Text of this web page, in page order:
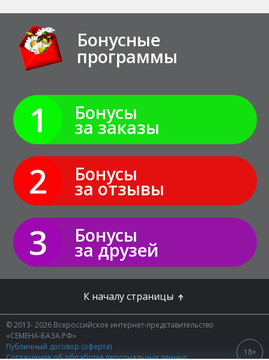
Бонусные
программы
1 Бонусы
за заказы
2 Бонусы
за отзывы
3 Бонусы
за друзей
К началу страницы
© 2013- 2026 Всероссийское интернет-представительство
«СЕМЕНА-БАЗА.РФ»
Публичный договор (оферта)
Соглашение об обработке персональных данных
18+